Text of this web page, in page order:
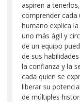
aspiren a
comprender cada
humano explica
uno más ágil y
de un equipo
de sus
la confianza y la
cada quien se
liberar su
de múltiples